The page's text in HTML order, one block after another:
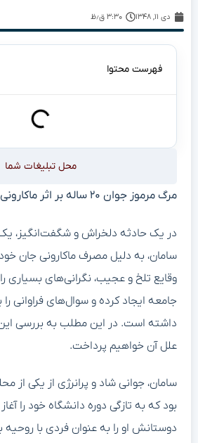
دی ۱۱, ۱۳۴۸ ۳:۳۰ ق٫ظ
فهرست محتوا
محل تبلیغات شما
مرگ مرموز جوان ۲۰ ساله بر اثر ماکارونی: دلایل و پیامدها
سامان، به دلیل مصرف ماکارونی جان
وقایع تلخ و عجیب، نگرانی‌های بسیاری
جامعه ایجاد کرده و سوال‌های فراوانی
داشته است. در این مطلب به بررسی
علل آن خواهیم پرداخت.
سامان، جوانی شاد و پرانرژی از یکی از
بود که به تازگی دوره دانشگاه خود را
دوستانش او را به عنوان فردی با روحیه